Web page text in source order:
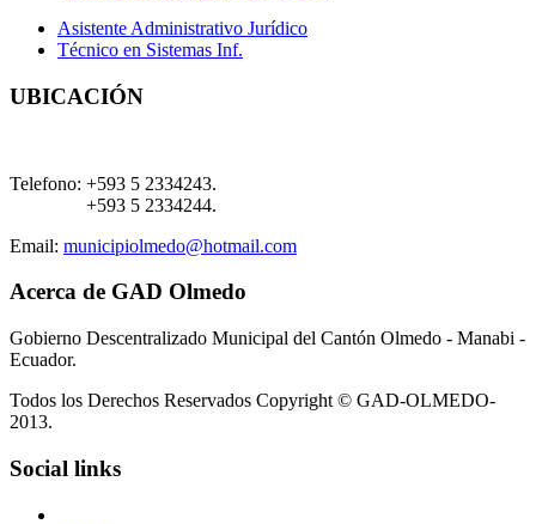
Asistente Administrativo Jurídico
Técnico en Sistemas Inf.
UBICACIÓN
Telefono: +593 5 2334243.
+593 5 2334244.
Email: municipiolmedo@hotmail.com
Acerca de GAD Olmedo
Gobierno Descentralizado Municipal del Cantón Olmedo - Manabi -
Ecuador.
Todos los Derechos Reservados Copyright © GAD-OLMEDO-
2013.
Social links